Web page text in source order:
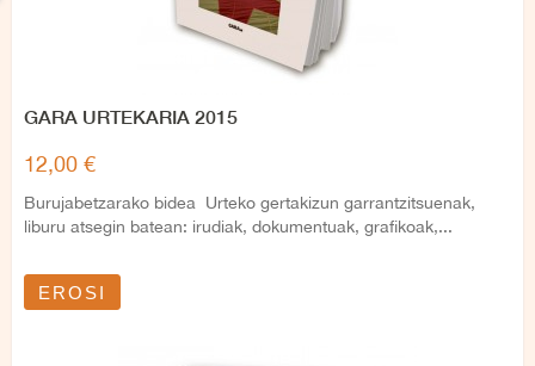
GARA URTEKARIA 2015
12,00 €
Burujabetzarako bidea Urteko gertakizun garrantzitsuenak,
liburu atsegin batean: irudiak, dokumentuak, grafikoak,...
EROSI